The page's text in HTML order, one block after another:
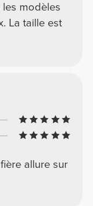
modèles
La taille est
allure sur